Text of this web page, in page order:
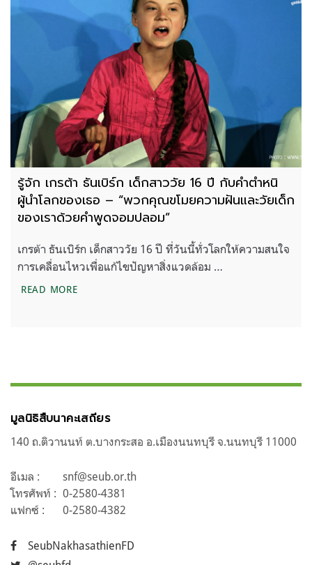
รู้จัก เกรต้า ธันเบิร์ก เด็กสาววัย 16 ปี กับคำตำหนิ
ผู้นำโลกของเธอ – “พวกคุณขโมยความฝันและวัยเด็ก
ของเราด้วยคำพูดจอมปลอม”
เกรต้า ธันเบิร์ก เด็กสาววัย 16 ปี ที่วันนี้ทั่วโลกให้ความสนใจ
การเคลื่อนไหวเพื่อแก้ไขปัญหาสิ่งแวดล้อม …
READ MOREรู้จัก เกรต้า ธันเบิร์ก เด็กสาววัย 16 ปี กับคำตำหนิผู้น
มูลนิธิสืบนาคะเสถียร
140 ถ.ติวานนท์ ต.บางกระสอ อ.เมืองนนทบุรี จ.นนทบุรี 11000
อีเมล :
snf@seub.or.th
โทรศัพท์ : 0-2580-4381
แฟกซ์ :
0-2580-4382
SeubNakhasathienFD